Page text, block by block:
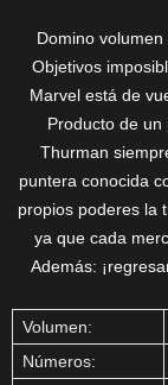
Domino
Objetivos
Marvel está de
Producto de
Thurman
puntera conocida
propios poderes la
ya que cada
Además:
Volumen:
Números: